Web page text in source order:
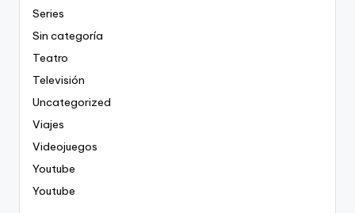
Series
Sin categoría
Teatro
Televisión
Uncategorized
Viajes
Videojuegos
Youtube
Youtube